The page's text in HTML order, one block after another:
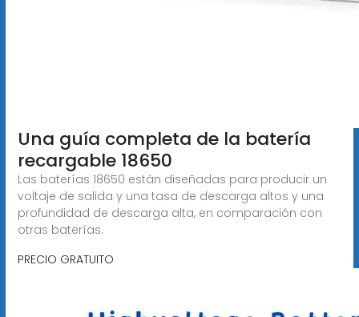
Una guía completa de la batería
recargable 18650
Las baterías 18650 están diseñadas para producir un
voltaje de salida y una tasa de descarga altos y una
profundidad de descarga alta, en comparación con
otras baterías.
PRECIO GRATUITO